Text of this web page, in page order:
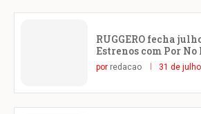
RUGGERO fecha
Estrenos com Por No
por redacao 31 de